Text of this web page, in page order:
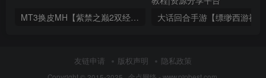
MT3换皮MH【紫禁之巅2双经脉尊享挂机版】2025最新整理单机一键即玩镜像端_Linux手工服务端_源码_管理后台_教程
友链申请 版权声明 隐私政策